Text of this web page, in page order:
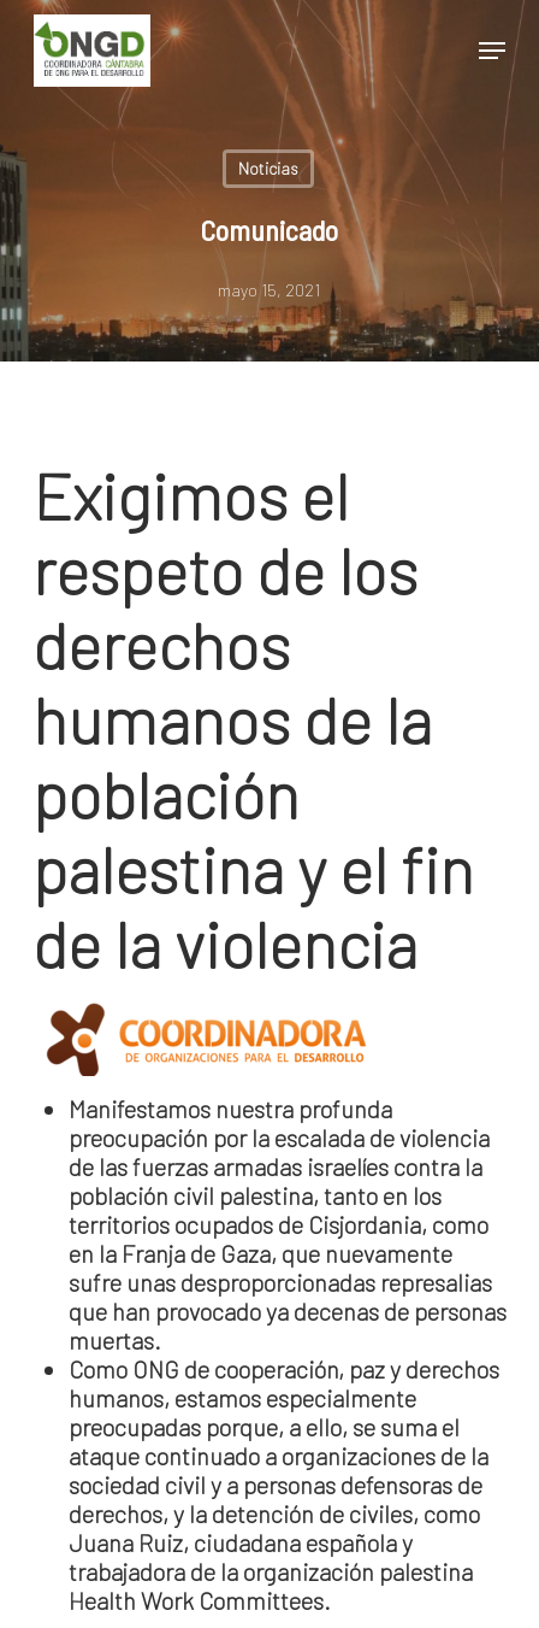
Skip
main
content
Menu
Noticias
Comunicado
mayo 15, 2021
Exigimos el
respeto de los
derechos
humanos de la
población
palestina y el fin
de la violencia
Manifestamos nuestra profunda
preocupación por la escalada de violencia
de las fuerzas armadas israelíes contra la
población civil palestina, tanto en los
territorios ocupados de Cisjordania, como
en la Franja de Gaza, que nuevamente
sufre unas desproporcionadas represalias
que han provocado ya decenas de personas
muertas.
Como ONG de cooperación, paz y derechos
humanos, estamos especialmente
preocupadas porque, a ello, se suma el
ataque continuado a organizaciones de la
sociedad civil y a personas defensoras de
derechos, y la detención de civiles, como
Juana Ruiz, ciudadana española y
trabajadora de la organización palestina
Health Work Committees.
Close
Menu